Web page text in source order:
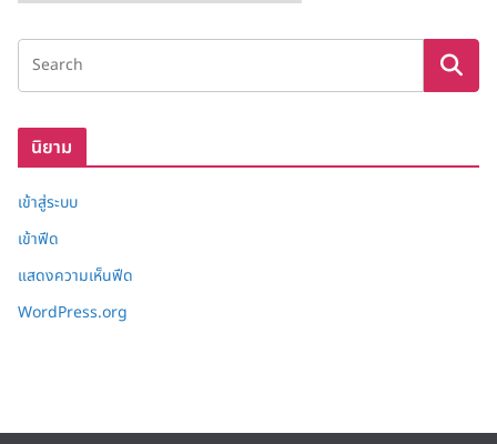
ลั
ง
ก็
นิยาม
เข้าสู่ระบบ
เข้าฟีด
แสดงความเห็นฟีด
WordPress.org